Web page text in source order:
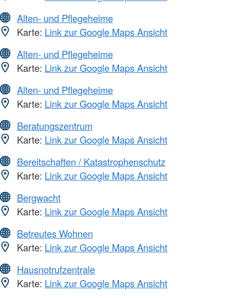
Alten- und Pflegeheime
Karte: Link zur Google Maps Ansicht
Alten- und Pflegeheime
Karte: Link zur Google Maps Ansicht
Alten- und Pflegeheime
Karte: Link zur Google Maps Ansicht
Beratungszentrum
Karte: Link zur Google Maps Ansicht
Bereitschaften / Katastrophenschutz
Karte: Link zur Google Maps Ansicht
Bergwacht
Karte: Link zur Google Maps Ansicht
Betreutes Wohnen
Karte: Link zur Google Maps Ansicht
Hausnotrufzentrale
Karte: Link zur Google Maps Ansicht